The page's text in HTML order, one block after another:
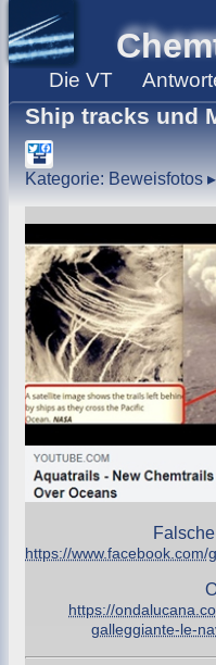
Die VT
Ship tracks und
Kategorie: Beweisfotos ▸
https://
https://
galleggiante-le-